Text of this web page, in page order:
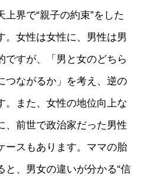
界で“親子の約束”をした
。女性は女性に、男性は男
ですが、「男と女のどちら
つながるか」を考え、逆の
。また、女性の地位向上な
、前世で政治家だった男性
ースもあります。ママの胎
と、男女の違いが分かる“信